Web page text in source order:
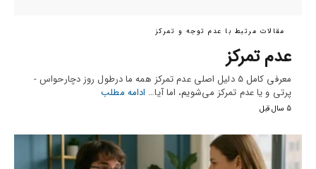
مقالات مرتبط با عدم توجه و تمرکز
عدم تمرکز
معرفی کامل 5 دلیل اصلی عدم تمرکز همه ما درطول روز دچارحواس ­
پرتی و یا عدم تمرکز می‌شویم، اما آیا… ادامه مطلب
5 سال قبل